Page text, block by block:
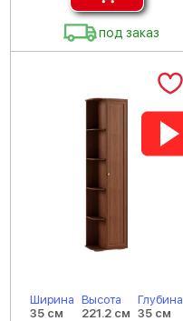
под заказ
Ширина
35 см
Высота
221.2 см
Глубина
35 см